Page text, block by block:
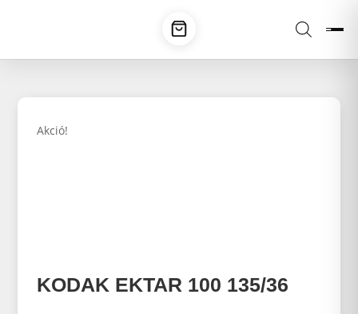
Akció!
KODAK EKTAR 100 135/36